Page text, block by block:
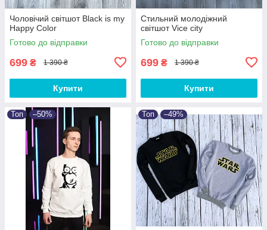
Чоловічий світшот Black is my
Happy Color
Готово до відправки
699 ₴ 1 390 ₴
Купити
Стильний молодіжний
світшот Vice city
Готово до відправки
699 ₴ 1 390 ₴
Купити
Топ –50% Топ –49%